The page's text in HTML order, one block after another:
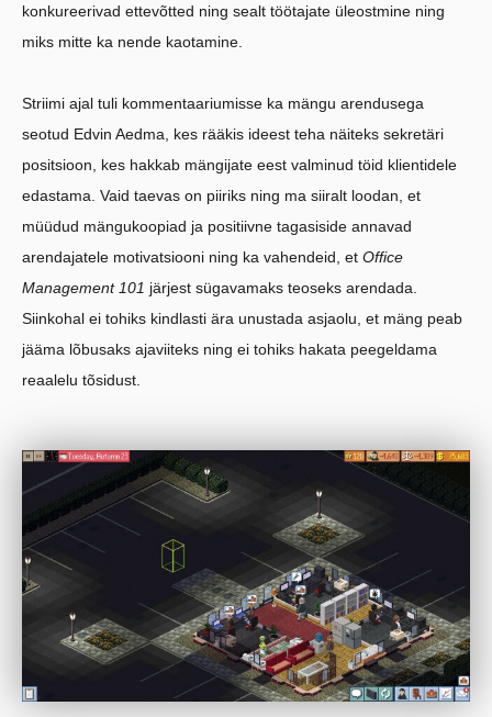
konkureerivad ettevõtted ning sealt töötajate üleostmine ning
miks mitte ka nende kaotamine.
Striimi ajal tuli kommentaariumisse ka mängu arendusega
seotud Edvin Aedma, kes rääkis ideest teha näiteks sekretäri
positsioon, kes hakkab mängijate eest valminud töid klientidele
edastama. Vaid taevas on piiriks ning ma siiralt loodan, et
müüdud mängukoopiad ja positiivne tagasiside annavad
arendajatele motivatsiooni ning ka vahendeid, et Office
Management 101 järjest sügavamaks teoseks arendada.
Siinkohal ei tohiks kindlasti ära unustada asjaolu, et mäng peab
jääma lõbusaks ajaviiteks ning ei tohiks hakata peegeldama
reaalelu tõsidust.